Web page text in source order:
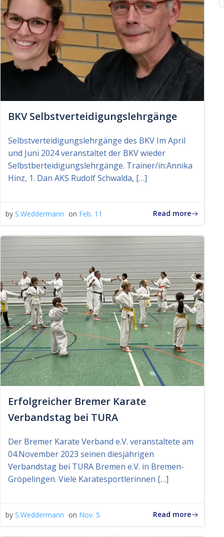
BKV Selbstverteidigungslehrgänge
Selbstverteidigungslehrgänge des BKV Im April
und Juni 2024 veranstaltet der BKV wieder
Selbstberteidigungslehrgänge. Trainer/in:Annika
Hinz, 1. Dan AKS Rudolf Schwalda, […]
by S.Weddermann on Feb. 11 Read more
Erfolgreicher Bremer Karate
Verbandstag bei TURA
Der Bremer Karate Verband e.V. veranstaltete am
04.November 2023 seinen diesjährigen
Verbandstag bei TURA Bremen e.V. in Bremen-
Gröpelingen. Viele Karatesportlerinnen […]
by S.Weddermann on Nov. 5 Read more